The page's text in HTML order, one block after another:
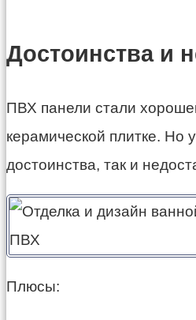
Достоинства и
ПВХ панели стали
керамической плитке. Но
достоинства, так и
Плюсы: